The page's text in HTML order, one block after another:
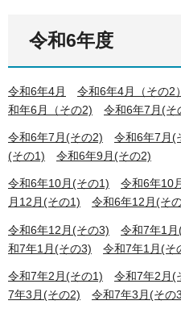
令和6年度
令和6年4月 令和6年4月（その2）
和年6月
（その2) 令和6年7月(そ
令和6年7月(その2) 令和6年7月(
(その1)
令和6年9月(その2)
令和6年10月(その1) 令和6年10
月12月(その1)
令和6年12月(そ
令和6年12月(その3) 令和7年1
和7年1月(その3)
令和7年1月(そ
令和7年2月(その1) 令和7年2月(
7年3月(その2)
令和7年3月(その